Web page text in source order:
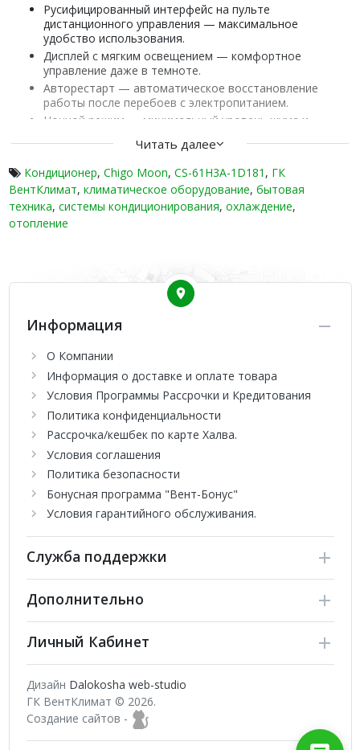
Русифицированный интерфейс на пульте
дистанционного управления — максимальное
удобство использования.
Дисплей с мягким освещением — комфортное
управление даже в темноте.
Авторестарт — автоматическое восстановление
работы после перебоев с электропитанием.
Ночной режим — минимальный уровень шума и
Автодиагностика — самодиагностика и отображение
ошибок для удобного обслуживания.
Таймер — программируйте включение и выключение
устройства для оптимизации энергопотребления.
Запоминание положения жалюзи — сохранение
предпочтительной настройки направления потока
— долгий срок службы и надежная защита от
Режим турбо — мгновенное достижение желаемой
температуры в помещении.
Серия 181 MOON On-Off является воплощением передовых
технологий и интеллектуальных решений в области
кондиционирования воздуха. Эстетически привлекательный
дизайн, надежность и удобство использования делают эту
серию оптимальным выбором для тех, кто стремится к
современному и экологически ответственному
кондиционированию воздуха. Откройте для себя новую эру
комфорта с серией 181 MOON On-Off от Chigo!
Читать далее
Кондиционер, Chigo Moon, CS-61H3A-1D181 , ГК
ВентКлимат, климатическое оборудование, бытовая
техника, системы кондиционирования, охлаждение,
отопление
Информация
О Компании
Информация о доставке и оплате товара
Условия Программы Рассрочки и Кредитования
Политика конфиденциальности
Рассрочка/кешбек по карте Халва.
Условия соглашения
Политика безопасности
Бонусная программа "Вент-Бонус"
Условия гарантийного обслуживания.
Служба поддержки
Дополнительно
Личный Кабинет
Дизайн Dalokosha web-studio
ГК ВентКлимат © 2026.
Создание сайтов -